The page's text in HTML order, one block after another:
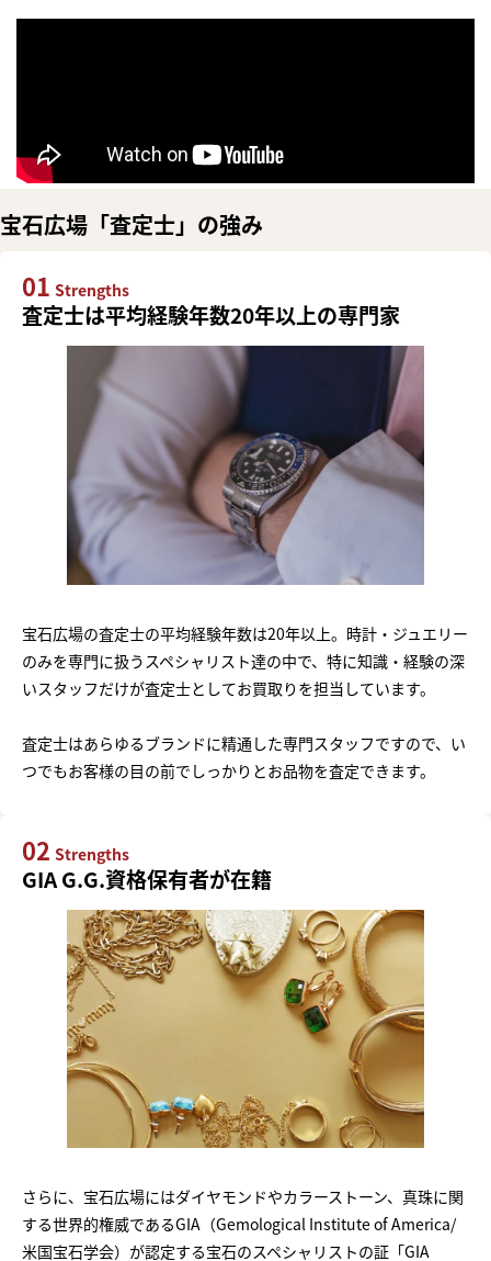
宝石広場「査定士」の強み
01 Strengths
査定士は平均経験年数20年以上の専門家
宝石広場の査定士の平均経験年数は20年以上。時計・ジュエリー
のみを専門に扱うスペシャリスト達の中で、特に知識・経験の深
いスタッフだけが査定士としてお買取りを担当しています。
査定士はあらゆるブランドに精通した専門スタッフですので、い
つでもお客様の目の前でしっかりとお品物を査定できます。
02 Strengths
GIA G.G.資格保有者が在籍
さらに、宝石広場にはダイヤモンドやカラーストーン、真珠に関
する世界的権威であるGIA（Gemological Institute of America/
米国宝石学会）が認定する宝石のスペシャリストの証「GIA